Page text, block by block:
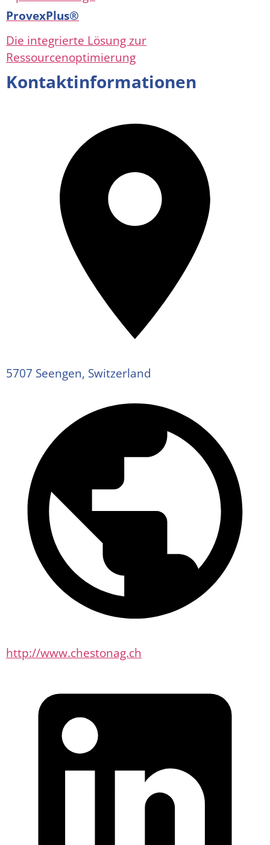
ProvexPlus®
Die integrierte Lösung zur
Ressourcenoptimierung
Kontaktinformationen
5707 Seengen, Switzerland
http://www.chestonag.ch